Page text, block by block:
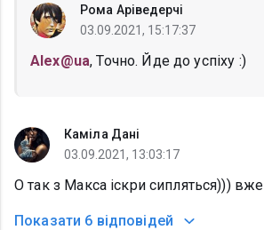
Рома Аріведерчі
03.09.2021, 15:17:37
Alex@ua, Точно. Йде до успіху :)
Каміла Дані
03.09.2021, 13:03:17
О так з Макса іскри сипляться)))
Показати 6 відповідей